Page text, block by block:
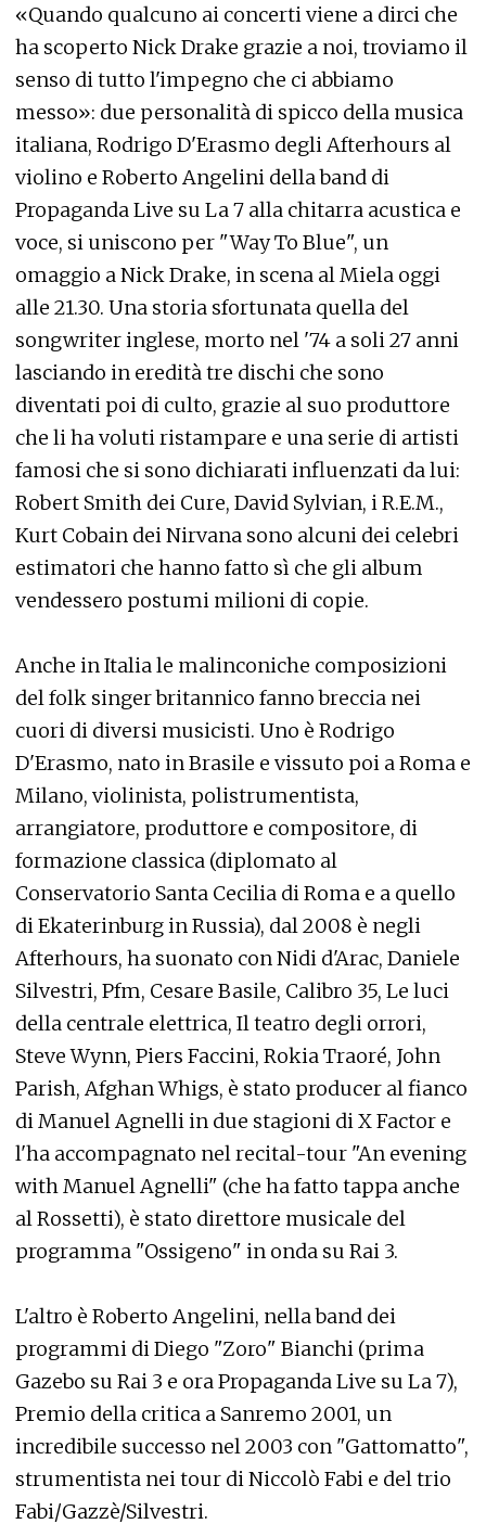
«Quando qualcuno ai concerti viene a dirci che
ha scoperto Nick Drake grazie a noi, troviamo il
senso di tutto l'impegno che ci abbiamo
messo»: due personalità di spicco della musica
italiana, Rodrigo D'Erasmo degli Afterhours al
violino e Roberto Angelini della band di
Propaganda Live su La 7 alla chitarra acustica e
voce, si uniscono per "Way To Blue", un
omaggio a Nick Drake, in scena al Miela oggi
alle 21.30. Una storia sfortunata quella del
songwriter inglese, morto nel '74 a soli 27 anni
lasciando in eredità tre dischi che sono
diventati poi di culto, grazie al suo produttore
che li ha voluti ristampare e una serie di artisti
famosi che si sono dichiarati influenzati da lui:
Robert Smith dei Cure, David Sylvian, i R.E.M.,
Kurt Cobain dei Nirvana sono alcuni dei celebri
estimatori che hanno fatto sì che gli album
vendessero postumi milioni di copie.
Anche in Italia le malinconiche composizioni
del folk singer britannico fanno breccia nei
cuori di diversi musicisti. Uno è Rodrigo
D'Erasmo, nato in Brasile e vissuto poi a Roma e
Milano, violinista, polistrumentista,
arrangiatore, produttore e compositore, di
formazione classica (diplomato al
Conservatorio Santa Cecilia di Roma e a quello
di Ekaterinburg in Russia), dal 2008 è negli
Afterhours, ha suonato con Nidi d'Arac, Daniele
Silvestri, Pfm, Cesare Basile, Calibro 35, Le luci
della centrale elettrica, Il teatro degli orrori,
Steve Wynn, Piers Faccini, Rokia Traoré, John
Parish, Afghan Whigs, è stato producer al fianco
di Manuel Agnelli in due stagioni di X Factor e
l'ha accompagnato nel recital-tour "An evening
with Manuel Agnelli" (che ha fatto tappa anche
al Rossetti), è stato direttore musicale del
programma "Ossigeno" in onda su Rai 3.
L'altro è Roberto Angelini, nella band dei
programmi di Diego "Zoro" Bianchi (prima
Gazebo su Rai 3 e ora Propaganda Live su La 7),
Premio della critica a Sanremo 2001, un
incredibile successo nel 2003 con "Gattomatto",
strumentista nei tour di Niccolò Fabi e del trio
Fabi/Gazzè/Silvestri.